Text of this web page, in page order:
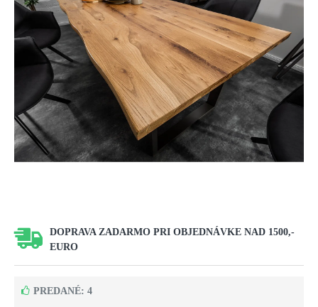
DOPRAVA ZADARMO PRI OBJEDNÁVKE NAD 1500,-
EURO
PREDANÉ: 4